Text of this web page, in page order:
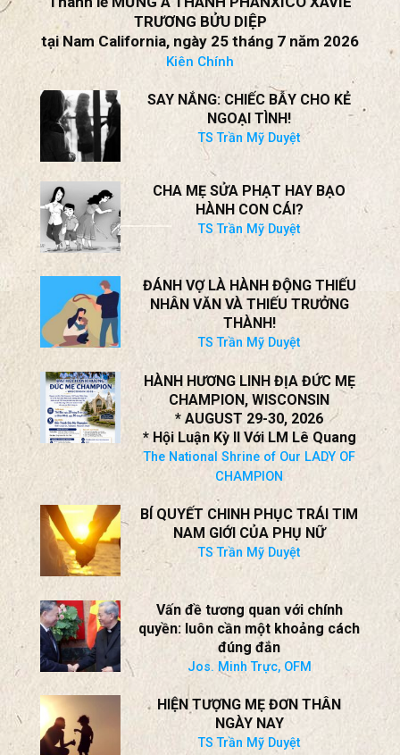
Thánh lễ MỪNG Á THÁNH PHANXICÔ XAVIÊ
TRƯƠNG BỬU DIỆP
tại Nam California, ngày 25 tháng 7 năm 2026
Kiên Chính
SAY NẮNG: CHIẾC BẪY CHO KẺ
NGOẠI TÌNH!
TS Trần Mỹ Duyệt
CHA MẸ SỬA PHẠT HAY BẠO
HÀNH CON CÁI?
TS Trần Mỹ Duyệt
ĐÁNH VỢ LÀ HÀNH ĐỘNG THIẾU
NHÂN VĂN VÀ THIẾU TRƯỞNG
THÀNH!
TS Trần Mỹ Duyệt
HÀNH HƯƠNG LINH ĐỊA ĐỨC MẸ
CHAMPION, WISCONSIN
* AUGUST 29-30, 2026
* Hội Luận Kỳ II Với LM Lê Quang
The National Shrine of Our LADY OF
BÍ QUYẾT CHINH PHỤC TRÁI TIM
NAM GIỚI CỦA PHỤ NỮ
TS Trần Mỹ Duyệt
Vấn đề tương quan với chính
quyền: luôn cần một khoảng cách
đúng đắn